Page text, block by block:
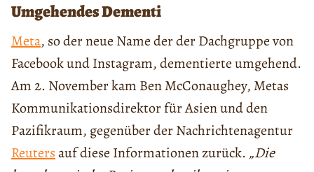
Umgehendes Dementi
Meta, so der neue Name der der Dachgruppe von
Facebook und Instagram, dementierte umgehend.
Am 2. November kam Ben McConaughey, Metas
Kommunikationsdirektor für Asien und den
Pazifikraum, gegenüber der Nachrichtenagentur
Reutersauf diese Informationen zurück. „Die